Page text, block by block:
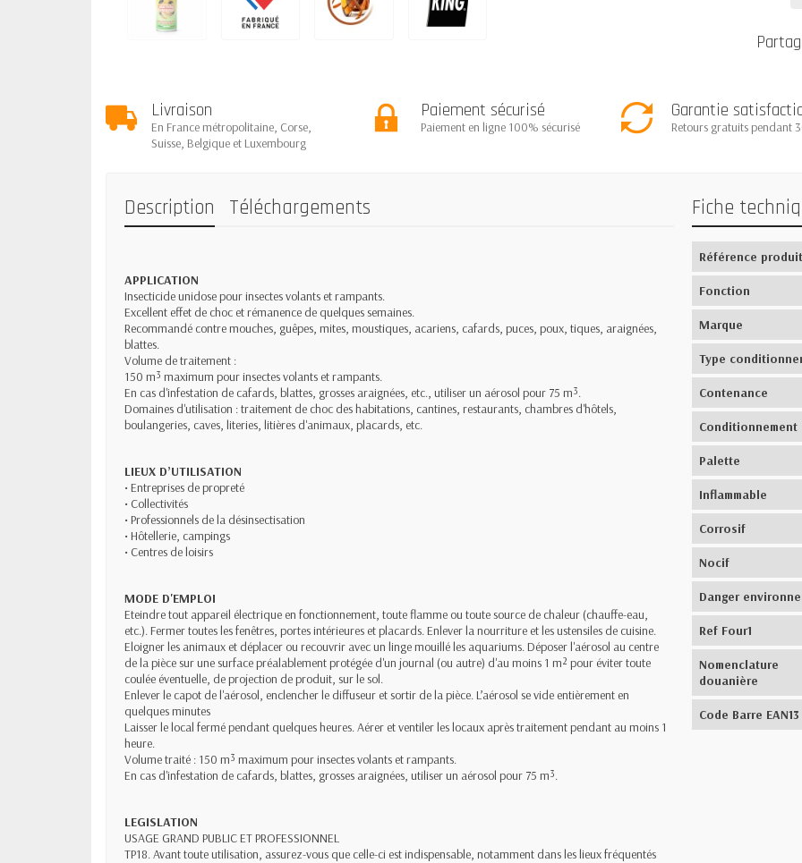
Livraison
En France métropolitaine, Corse,
Suisse, Belgique et Luxembourg
Paiement sécurisé
Paiement en ligne 100% sécurisé
Garantie
Retours gratuits pendant
Description Téléchargements
APPLICATION
Insecticide unidose pour insectes volants et rampants.
Excellent effet de choc et rémanence de quelques semaines.
Recommandé contre mouches, guêpes, mites, moustiques, acariens, cafards, puces, poux, tiques, araignées,
blattes.
Volume de traitement :
150 m³ maximum pour insectes volants et rampants.
En cas d'infestation de cafards, blattes, grosses araignées, etc., utiliser un aérosol pour 75 m³.
Domaines d'utilisation : traitement de choc des habitations, cantines, restaurants, chambres d'hôtels,
boulangeries, caves, literies, litières d'animaux, placards, etc.
LIEUX D’UTILISATION
• Entreprises de propreté
• Collectivités
• Professionnels de la désinsectisation
• Hôtellerie, campings
• Centres de loisirs
MODE D'EMPLOI
Eteindre tout appareil électrique en fonctionnement, toute flamme ou toute source de chaleur (chauffe-eau,
etc.). Fermer toutes les fenêtres, portes intérieures et placards. Enlever la nourriture et les ustensiles de cuisine.
Eloigner les animaux et déplacer ou recouvrir avec un linge mouillé les aquariums. Déposer l'aérosol au centre
de la pièce sur une surface préalablement protégée d'un journal (ou autre) d'au moins 1 m² pour éviter toute
coulée éventuelle, de projection de produit, sur le sol.
Enlever le capot de l'aérosol, enclencher le diffuseur et sortir de la pièce. L’aérosol se vide entièrement en
quelques minutes
Laisser le local fermé pendant quelques heures. Aérer et ventiler les locaux après traitement pendant au moins 1
heure.
Volume traité : 150 m³ maximum pour insectes volants et rampants.
En cas d'infestation de cafards, blattes, grosses araignées, utiliser un aérosol pour 75 m³.
LEGISLATION
USAGE GRAND PUBLIC ET PROFESSIONNEL
TP18. Avant toute utilisation, assurez-vous que celle-ci est indispensable, notamment dans les lieux fréquentés
Fiche
Référence produit
Fonction
Marque
Type
Contenance
Conditionnement
Palette
Inflammable
Corrosif
Nocif
Danger
Ref Four1
Nomenclature
douanière
Code Barre EAN13